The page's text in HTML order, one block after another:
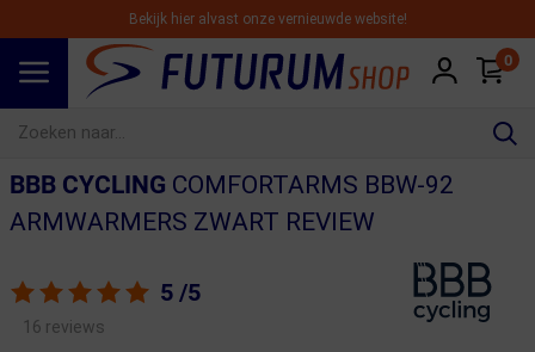
Bekijk hier alvast onze vernieuwde website!
0
BBB CYCLING COMFORTARMS BBW-92
ARMWARMERS ZWART REVIEW
5 /5
16 reviews